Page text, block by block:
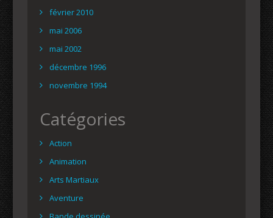
février 2010
mai 2006
mai 2002
décembre 1996
novembre 1994
Catégories
Action
Animation
Arts Martiaux
Aventure